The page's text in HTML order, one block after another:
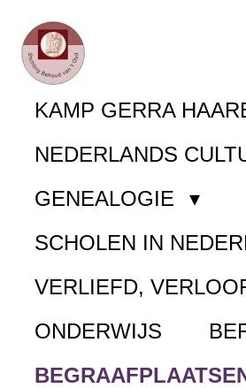
Ga
direct
naar
hoofdinhoud
KAMP GERRA
NEDERLANDS
GENEALOGIE
SCHOLEN IN
VERLIEFD,
ONDERWIJS